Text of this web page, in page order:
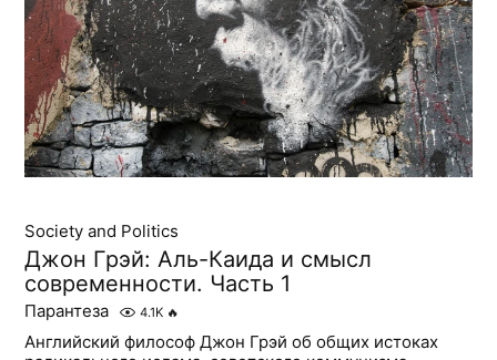
Society and Politics
Джон Грэй: Аль-Каида и смысл
современности. Часть 1
Парантеза 4.1K 🔥
Английский философ Джон Грэй об общих истоках